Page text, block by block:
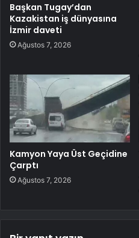
Başkan Tugay’dan
Kazakistan iş dünyasına
İzmir daveti
Ağustos 7, 2026
Kamyon Yaya Üst Geçidine
Çarptı
Ağustos 7, 2026